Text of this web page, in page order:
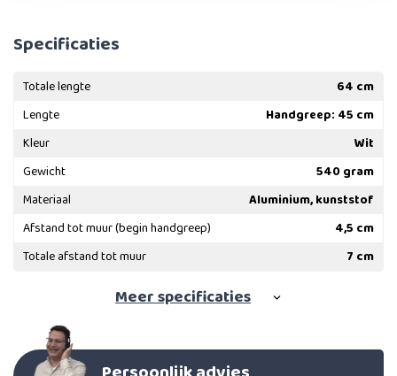
Specificaties
Totale lengte
64 cm
Lengte
Handgreep: 45 cm
Kleur
Wit
Gewicht
540 gram
Materiaal
Aluminium, kunststof
Afstand tot muur (begin handgreep)
4,5 cm
Totale afstand tot muur
7 cm
Meerspecificaties